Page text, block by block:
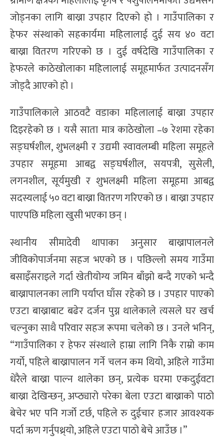
जोड्नका लागि बाख्रा उपहार दिएको हो । गाउँपालिका र
हेफर संस्थाको सहकार्यमा महिलालाई दुई सय ४० वटा
बाख्रा वितरण गरिएको छ । दुई वर्षदेखि गाउँपालिका र
हेफरले काठेखोलाका महिलालाई समूहमार्फत उत्पादनसँग
जोड्दै आएको हो ।
गाउँपालिकाले आठवटै वडाका महिलालाई बाख्रा उपहार
दिइरहेको छ । यसै साता मात्र काठेखोला –७ रेशमा रहेका
सङ्घर्षशील, शुभलक्ष्मी र उद्यमी स्वावलम्बी महिला समूहले
उपहार समूहमा आबद्व सङ्घर्षशील, सयपत्री, सुसेली,
लगनशील, सूर्यमुखी र शुभलक्ष्मी महिला समूहमा आबद्व
सदस्यलाई ५० वटा बाख्रा वितरण गरिएको छ । बाख्रा उपहार
पाएपछि महिला खुसी भएका छन् ।
स्थानीय सीमादेवी थापाका अनुसार बाख्रापालनले
जीविकोपार्जनमा सहज भएको छ । पछिल्लो समय गाउँमा
बसाइँसराइले गर्दा खेतीयोग्य जमिन बाँझो बन्दै गएको भन्दै
बाख्रापालनका लागि पर्याप्त घाँस रहेको छ । उपहार पाएको
एउटा बाख्राबाट बढेर दर्जन पुग्न थालेकाले त्यसले घर खर्च
चल्नुका साथै परिवार सहज रूपमा चलेको छ । उनले भनिन्,
“गाउँपालिका र हेफर संस्थाले हाम्रा लागि निकै राम्रो काम
गर्यो, पहिले बाख्रापालन गर्ने चलन कम थियो, अहिले गाउँमा
धेरैले बाख्रा पाल्न थालेका छन्, प्रत्येक घरमा एकदुईवटा
बाख्रा देखिन्छन्, अप्ठ्यारो परेका बेला एउटा बाख्राको पाठो
बेचेर भए पनि गर्जो टर्छ, पहिले रु दुईचार हजार आवश्यक
पर्दा ऋण गर्नुपथ्र्यो, अहिले एउटा पाठो बेचे आउँछ ।”